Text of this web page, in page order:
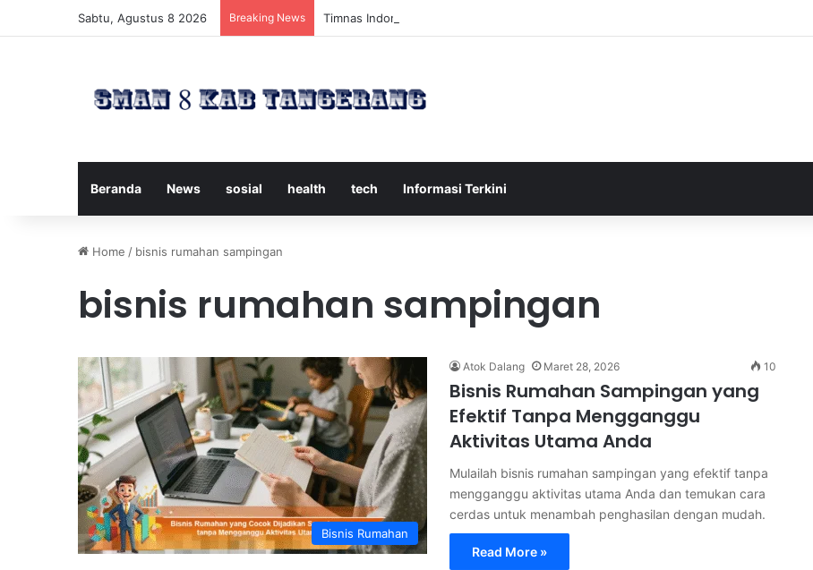
Sabtu, Agustus 8 2026 Breaking News Timnas Indonesia U-17 Tereliminasi, Berikut 4 Tim Lolos ke Semifinal Piala AFF U-17 2026
Beranda News sosial health tech Informasi Terkini
Home / bisnis rumahan sampingan
bisnis rumahan sampingan
Bisnis Rumahan
Atok Dalang Maret 28, 2026 10
Bisnis Rumahan Sampingan yang
Efektif Tanpa Mengganggu
Aktivitas Utama Anda
Mulailah bisnis rumahan sampingan yang efektif tanpa
mengganggu aktivitas utama Anda dan temukan cara
cerdas untuk menambah penghasilan dengan mudah.
Read More »